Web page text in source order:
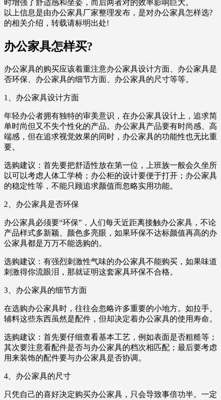
时增强了舒适感和坐姿，而后两者对的效率影响巨大。
以上信息是由办公家具厂家整理发布，是对办公家具怎样选?
的相关介绍，转载请标明出处!
办公家具怎样买?
办公家具的购买应该着重注意办公家具设计方面、办公家具是
否环保、办公家具的细节方面、办公家具的尺寸等等。
1、办公家具设计方面
年轻办公者拥有独特的审美意识，在办公家具设计上，追求简
单时尚但又不失个性化的产品。办公家具产品要有时尚感、高
端感，但在追求视觉效果的同时，办公家具的功能性也无比重
要。
选购建议：首先要把舒适性放在第一位，上班族一般会久坐所
以可以考虑人体工学椅；办公柜的设计要便于打开；办公家具
的稳定性等，不能只顾追求颜值而忽略实用功能。
2、办公家具是否环保
办公家具必须要“环保”，人们每天近距离接触办公家具，不论
产品样式多新颖、颜色多亮眼，如果环保不达标颜值再高的办
公家具都是万万不能选购的。
选购建议：有强烈刺激性气味的办公家具不能购买，如果味道
刺激得你流眼泪，那就证明这套家具环保不合格。
3、办公家具的细节方面
在选购办公家具时，往往会忽略许多重要的小地方。如拉手、
辅料这些东西虽然是配件，但却决定着办公家具的使用寿命。
选购建议：首先要仔细查看基本工艺，例如表面是否粗糙等；
其次要注意看配件是否与办公家具的档次相匹配；最后要考虑
用来装饰的配件要与办公家具是否协调。
4、办公家具的尺寸
只凭自己的喜好决定购买办公家具，只会导致事倍功半。一定